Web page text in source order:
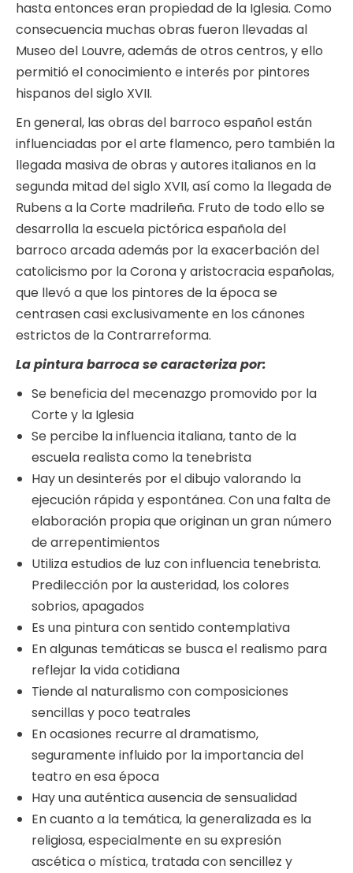
hasta entonces eran propiedad de la Iglesia. Como
consecuencia muchas obras fueron llevadas al
Museo del Louvre, además de otros centros, y ello
permitió el conocimiento e interés por pintores
hispanos del siglo XVII.
En general, las obras del barroco español están
influenciadas por el arte flamenco, pero también la
llegada masiva de obras y autores italianos en la
segunda mitad del siglo XVII, así como la llegada de
Rubens a la Corte madrileña. Fruto de todo ello se
desarrolla la escuela pictórica española del
barroco arcada además por la exacerbación del
catolicismo por la Corona y aristocracia españolas,
que llevó a que los pintores de la época se
centrasen casi exclusivamente en los cánones
estrictos de la Contrarreforma.
La pintura barroca se caracteriza por:
Se beneficia del mecenazgo promovido por la
Corte y la Iglesia
Se percibe la influencia italiana, tanto de la
escuela realista como la tenebrista
Hay un desinterés por el dibujo valorando la
ejecución rápida y espontánea. Con una falta de
elaboración propia que originan un gran número
de arrepentimientos
Utiliza estudios de luz con influencia tenebrista.
Predilección por la austeridad, los colores
sobrios, apagados
Es una pintura con sentido contemplativa
En algunas temáticas se busca el realismo para
reflejar la vida cotidiana
Tiende al naturalismo con composiciones
sencillas y poco teatrales
En ocasiones recurre al dramatismo,
seguramente influido por la importancia del
teatro en esa época
Hay una auténtica ausencia de sensualidad
En cuanto a la temática, la generalizada es la
religiosa, especialmente en su expresión
ascética o mística, tratada con sencillez y